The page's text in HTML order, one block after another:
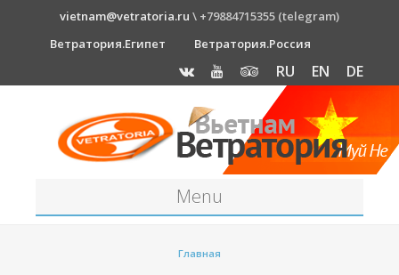
vietnam@vetratoria.ru \ +79884715355 (telegram)
Ветратория.Египет
Ветратория.Россия
RU EN DE
Menu
Главная